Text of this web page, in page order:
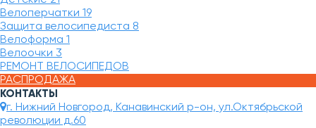
Велоперчатки 19
Защита велосипедиста 8
Велоформа 1
Велоочки 3
РЕМОНТ ВЕЛОСИПЕДОВ
РАСПРОДАЖА
КОНТАКТЫ
г. Нижний Новгород, Канавинский р-он, ул.Октябрьской
революции д.60